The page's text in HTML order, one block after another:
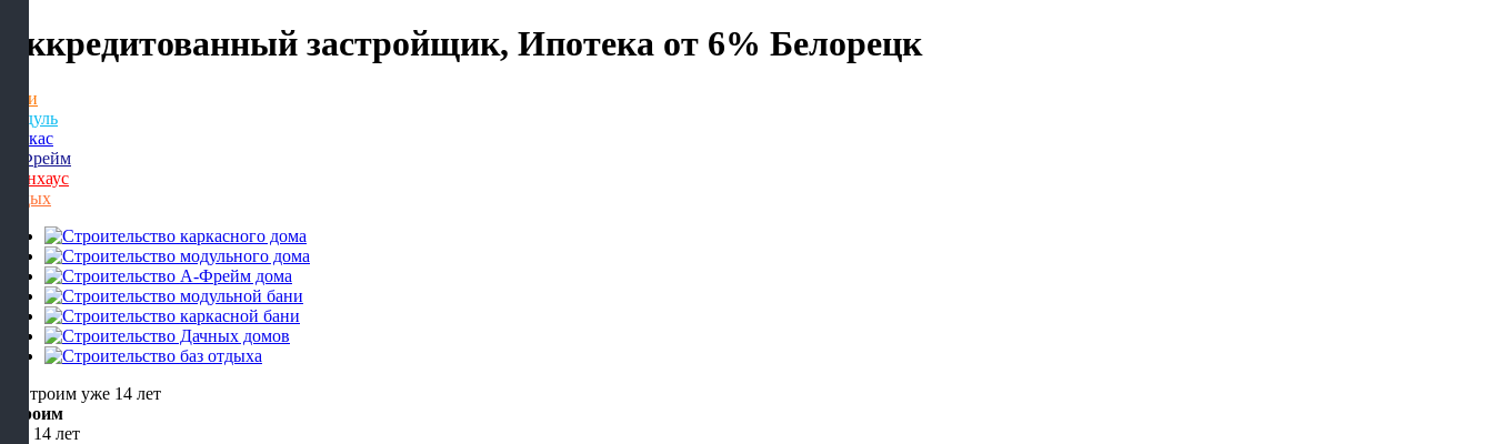
Аккредитованный застройщик, Ипотека от 6% Белорецк
Бани
Модуль
Каркас
А-Фрейм
Барнхаус
Отдых
Строим
уже 14 лет